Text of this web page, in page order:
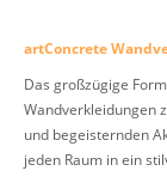
artConcrete
Das großzügige
Wandverkleidungen
und begeisternden
jeden Raum in ein